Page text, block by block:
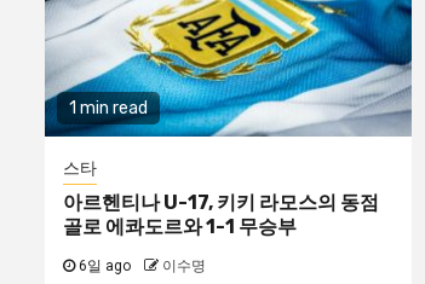
1 min read
스타
아르헨티나 U-17, 키키 라모스의 동점
골로 에콰도르와 1-1 무승부
6일 ago 이수명